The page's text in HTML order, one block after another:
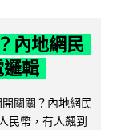
內地網民
邏輯
關關？內地網民
民幣，有人飆到